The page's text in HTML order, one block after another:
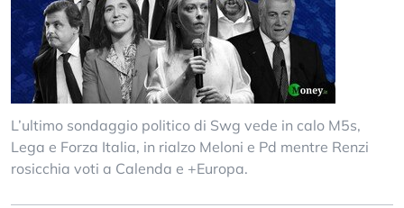
L’ultimo sondaggio politico di Swg vede in calo M5s,
Lega e Forza Italia, in rialzo Meloni e Pd mentre Renzi
rosicchia voti a Calenda e +Europa.